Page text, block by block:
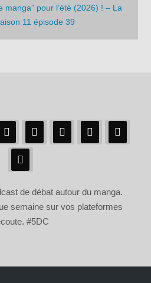
manga” pour l’été (2026) ! – La
11 épisode 39
de débat autour du manga.
semaine sur vos plateformes
#5DC